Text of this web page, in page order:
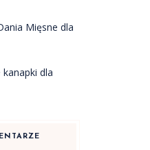
Mięsne dla
dla